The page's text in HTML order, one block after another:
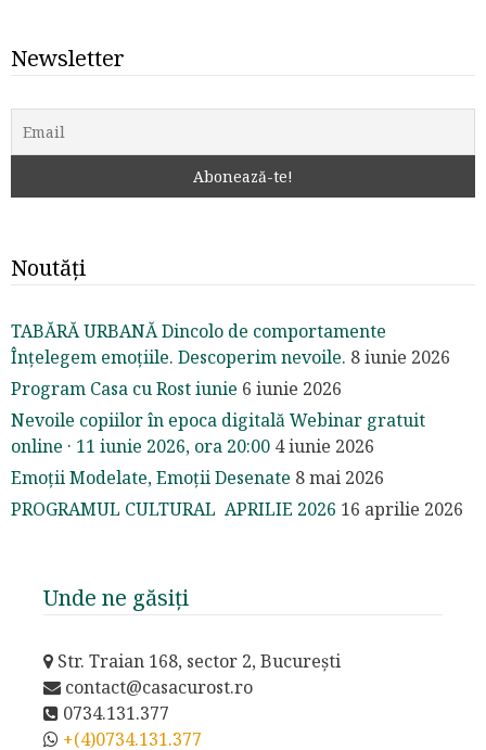
Newsletter
Noutăți
TABĂRĂ URBANĂ Dincolo de comportamente
Înțelegem emoțiile. Descoperim nevoile. 8 iunie 2026
Program Casa cu Rost iunie 6 iunie 2026
Nevoile copiilor în epoca digitală Webinar gratuit
online · 11 iunie 2026, ora 20:00 4 iunie 2026
Emoții Modelate, Emoții Desenate 8 mai 2026
PROGRAMUL CULTURAL APRILIE 2026 16 aprilie 2026
Unde ne găsiți
Str. Traian 168, sector 2, București
contact@casacurost.ro
0734.131.377
+(4)0734.131.377